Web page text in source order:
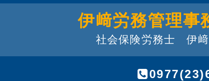
伊﨑労務管理事
社会保険労務士 伊